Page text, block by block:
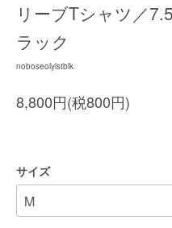
リーブTシャツ／
ラック
noboseolylstblk
8,800円(税800円)
サイズ